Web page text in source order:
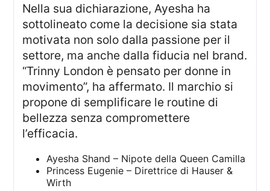
Nella sua dichiarazione, Ayesha ha
sottolineato come la decisione sia stata
motivata non solo dalla passione per il
settore, ma anche dalla fiducia nel brand.
“Trinny London è pensato per donne in
movimento”, ha affermato. Il marchio si
propone di semplificare le routine di
bellezza senza compromettere
l’efficacia.
Ayesha Shand – Nipote della Queen Camilla
Princess Eugenie – Direttrice di Hauser &
Wirth